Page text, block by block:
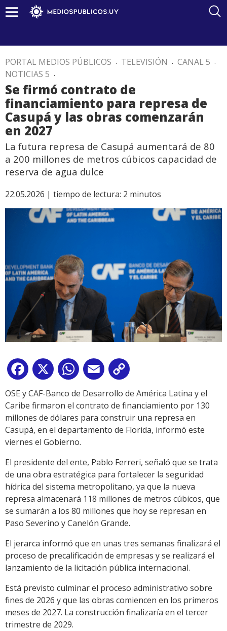
PORTAL MEDIOS PÚBLICOS . TELEVISIÓN . CANAL 5 .
NOTICIAS 5 .
Se firmó contrato de
financiamiento para represa de
Casupá y las obras comenzarán
en 2027
La futura represa de Casupá aumentará de 80
a 200 millones de metros cúbicos capacidad de
reserva de agua dulce
22.05.2026 | tiempo de lectura: 2 minutos
Facebook
X WhatsApp
Email
Link
OSE y CAF-Banco de Desarrollo de América Latina y el
Caribe firmaron el contrato de financiamiento por 130
millones de dólares para construir una represa en
Casupá, en el departamento de Florida, informó este
viernes el Gobierno.
El presidente del ente, Pablo Ferreri, señaló que se trata
de una obra estratégica para fortalecer la seguridad
hídrica del sistema metropolitano, ya que la nueva
represa almacenará 118 millones de metros cúbicos, que
se sumarán a los 80 millones que hoy se represan en
Paso Severino y Canelón Grande.
El jerarca informó que en unas tres semanas finalizará el
proceso de precalificación de empresas y se realizará el
lanzamiento de la licitación pública internacional.
Está previsto culminar el proceso administrativo sobre
fines de 2026 y que las obras comiencen en los primeros
meses de 2027. La construcción finalizaría en el tercer
trimestre de 2029.